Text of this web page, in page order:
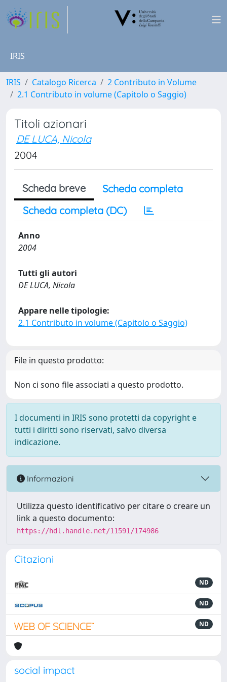
IRIS
IRIS Catalogo Ricerca
2 Contributo in Volume
2.1 Contributo in volume (Capitolo o Saggio)
Titoli azionari
DE LUCA, Nicola
2004
Scheda breve
Scheda completa
Scheda completa (DC)
Anno
2004
Tutti gli autori
DE LUCA, Nicola
Appare nelle tipologie:
2.1 Contributo in volume (Capitolo o Saggio)
File in questo prodotto:
Non ci sono file associati a questo prodotto.
I documenti in IRIS sono protetti da copyright e
tutti i diritti sono riservati, salvo diversa
indicazione.
Informazioni
Utilizza questo identificativo per citare o creare un
link a questo documento:
https://hdl.handle.net/11591/174986
Citazioni
ND
ND
ND
social impact